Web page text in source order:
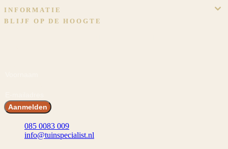
INFORMATIE
BLIJF OP DE HOOGTE
Aanmelden
085 0083 009
info@tuinspecialist.nl